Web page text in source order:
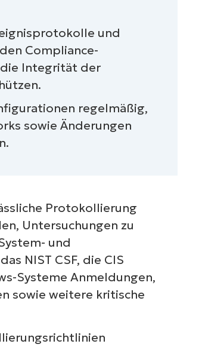
und
Compliance-
Integrität der
regelmäßig,
sowie Änderungen
Protokollierung
Untersuchungen zu
und
NIST CSF, die CIS
Systeme Anmeldungen,
sowie weitere kritische